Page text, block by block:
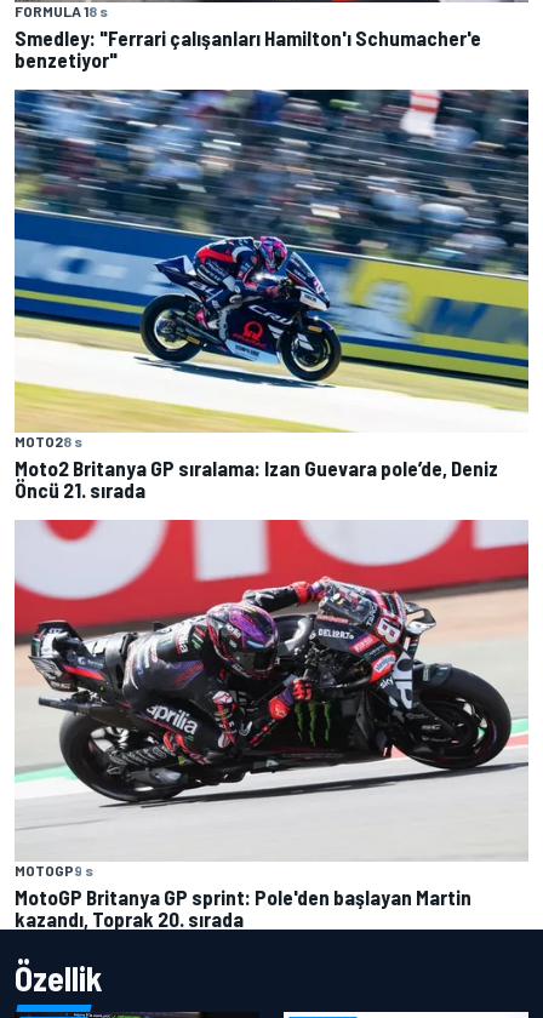
FORMULA 18 s
Smedley: "Ferrari çalışanları Hamilton'ı Schumacher'e
benzetiyor"
MOTO28 s
Moto2 Britanya GP sıralama: Izan Guevara pole’de, Deniz
Öncü 21. sırada
MOTOGP9 s
MotoGP Britanya GP sprint: Pole'den başlayan Martin
kazandı, Toprak 20. sırada
Özellik